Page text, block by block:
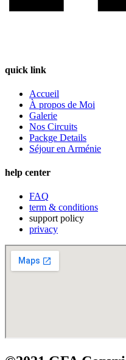
quick link
Accueil
À propos de Moi
Galerie
Nos Circuits
Packge Details
Séjour en Arménie
help center
FAQ
term & conditions
support policy
privacy